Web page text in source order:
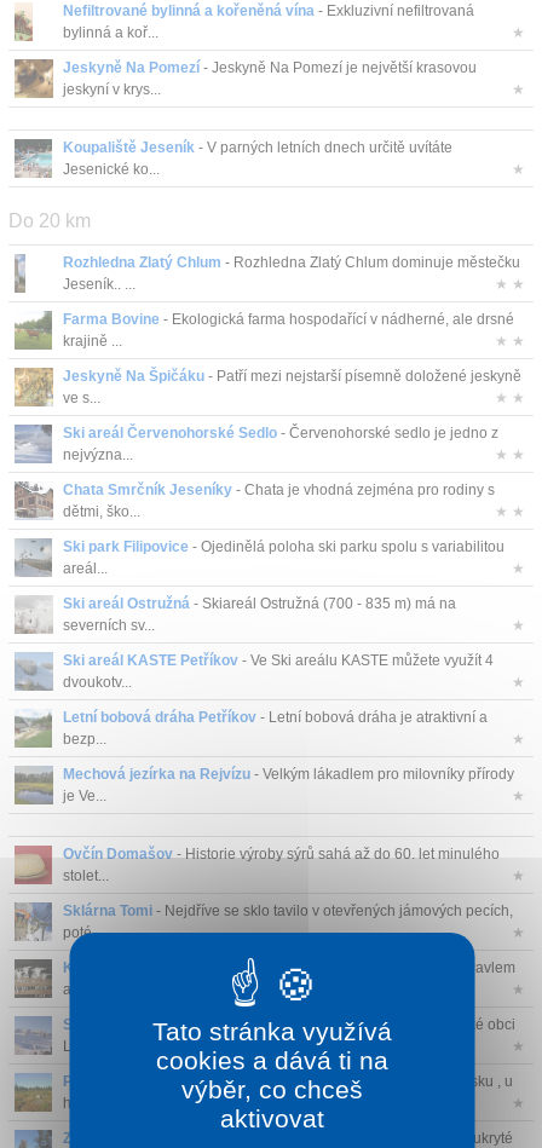
Nefiltrované bylinná a kořeněná vína - Exkluzivní nefiltrovaná
bylinná a koř...
★
Jeskyně Na Pomezí - Jeskyně Na Pomezí je největší krasovou
jeskyní v krys...
★
Koupaliště Jeseník - V parných letních dnech určitě uvítáte
Jesenické ko...
★
Do 20 km
Rozhledna Zlatý Chlum - Rozhledna Zlatý Chlum dominuje městečku
Jeseník.. ...
★ ★
Farma Bovine - Ekologická farma hospodařící v nádherné, ale drsné
krajině ...
★ ★
Jeskyně Na Špičáku - Patří mezi nejstarší písemně doložené jeskyně
ve s...
★ ★
Ski areál Červenohorské Sedlo - Červenohorské sedlo je jedno z
nejvýzna...
★ ★
Chata Smrčník Jeseníky - Chata je vhodná zejména pro rodiny s
dětmi, ško...
★ ★
Ski park Filipovice - Ojedinělá poloha ski parku spolu s variabilitou
areál...
★
Ski areál Ostružná - Skiareál Ostružná (700 - 835 m) má na
severních sv...
★
Ski areál KASTE Petříkov - Ve Ski areálu KASTE můžete využít 4
dvoukotv...
★
Letní bobová dráha Petříkov - Letní bobová dráha je atraktivní a
bezp...
★
Mechová jezírka na Rejvízu - Velkým lákadlem pro milovníky přírody
je Ve...
★
Ovčín Domašov- Historie výroby sýrů sahá až do 60. let minulého
stolet...
★
Sklárna Tomi - Nejdříve se sklo tavilo v otevřených jámových pecích,
poté...
★
Kozí farma U Nýdrlů
- Budova dnešní farmy byla zakoupena Pavlem
a Hanko...
★
Ski areál Miroslav- Ski centrum Miroslav se nachází v lázeňské obci
Lipov...
★
Postawna
- Postawna je vrchol ve Východních Sudetech v Polsku , u
hranic s...
★
Zřícenina hradu Koberštejn
- Pozůstatky středověkého hradu ukryté
Tato stránka využívá
cookies a dává ti na
výběr, co chceš
aktivovat